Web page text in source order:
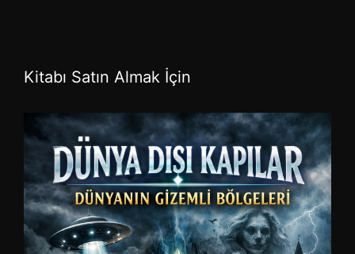
Kitabı Satın Almak İçin